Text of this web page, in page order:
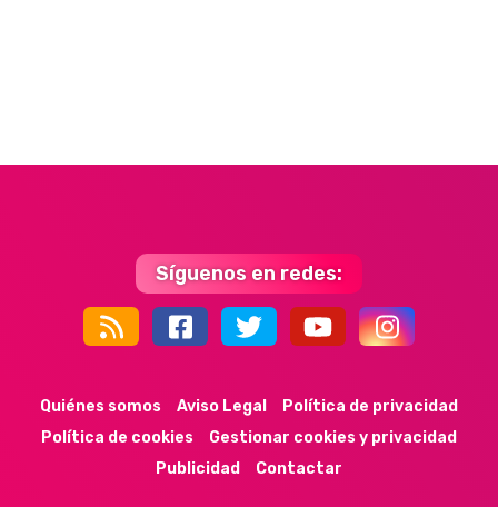
Síguenos en redes:
Quiénes somos Aviso Legal
Política de privacidad
Política de cookies
Gestionar cookies y privacidad
Publicidad
Contactar